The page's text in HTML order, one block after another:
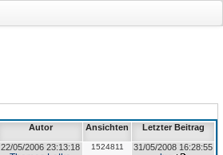
Autor Ansichten Letzter Beitrag
22/05/2006 23:13:18 1524811 31/05/2008 16:28:55